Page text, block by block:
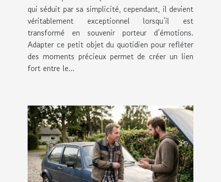
qui séduit par sa simplicité, cependant, il devient
véritablement exceptionnel lorsqu’il est
transformé en souvenir porteur d’émotions.
Adapter ce petit objet du quotidien pour refléter
des moments précieux permet de créer un lien
fort entre le...